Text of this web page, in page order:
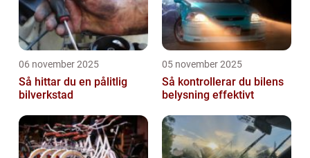
06 november 2025
Så hittar du en pålitlig
bilverkstad
05 november 2025
Så kontrollerar du bilens
belysning effektivt